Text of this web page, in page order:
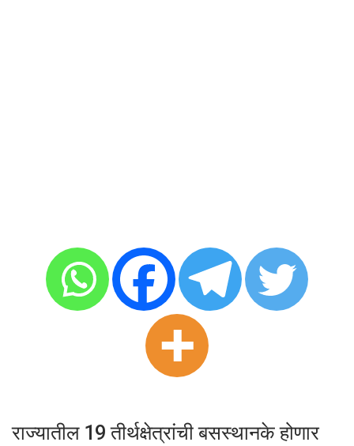
राज्यातील 19 तीर्थक्षेत्रांची बसस्थानके होणार